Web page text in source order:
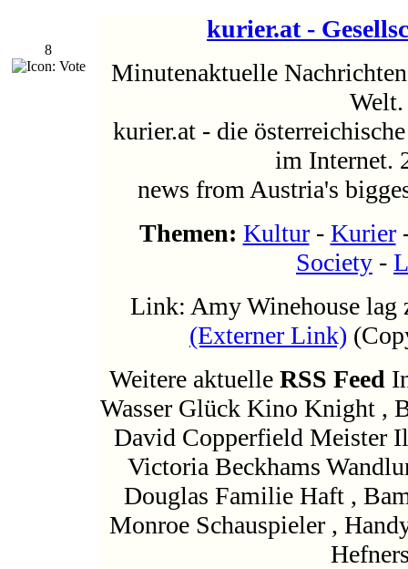
8
kurier.at -
Minutenaktuelle
Welt.
kurier.at - die
im Internet.
news from Austria's
Themen: Kultur- Kurier
Society -
Link: Amy Winehouse lag
(Externer Link)
Weitere aktuelle RSS Feed
Wasser Glück Kino Knight ,
David Copperfield Meister
Victoria Beckhams
Douglas Familie Haft ,
Monroe Schauspieler ,